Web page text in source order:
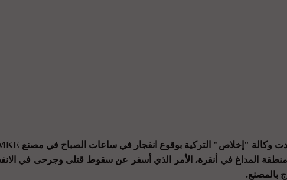
المداغ في أنقرة، الأمر الذي أسفر عن سقوط قتلى وجرحى في
بالمصنع.